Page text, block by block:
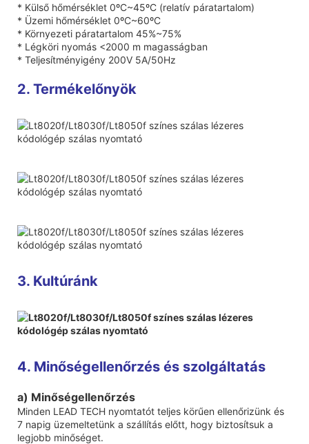
* Külső hőmérséklet 0ºC~45ºC (relatív páratartalom)
* Üzemi hőmérséklet 0ºC~60ºC
* Környezeti páratartalom 45%~75%
* Légköri nyomás <2000 m magasságban
* Teljesítményigény 200V 5A/50Hz
2. Termékelőnyök
3. Kultúránk
4. Minőségellenőrzés és szolgáltatás
a) Minőségellenőrzés
Minden LEAD TECH nyomtatót teljes körűen ellenőrizünk és
7 napig üzemeltetünk a szállítás előtt, hogy biztosítsuk a
legjobb minőséget.